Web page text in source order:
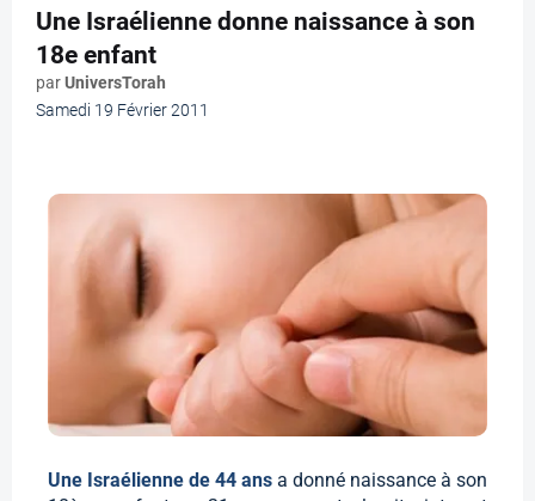
Une Israélienne donne naissance à son
18e enfant
parUniversTorah
Samedi 19 Février 2011
Une Israélienne de 44 ans a donné naissance à son